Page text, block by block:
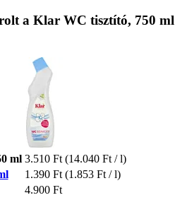
a Klar WC tisztító, 750 ml
ml 3.510 Ft (14.040 Ft / l)
1.390 Ft (1.853 Ft / l)
4.900 Ft